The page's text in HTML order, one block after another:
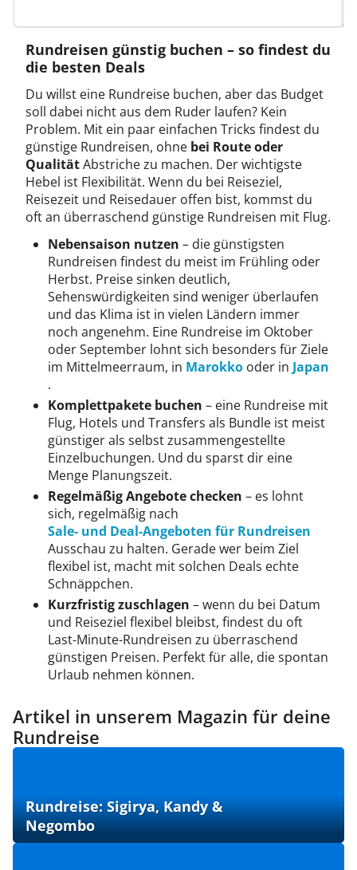
Rundreisen günstig buchen – so findest du
die besten Deals
Du willst eine Rundreise buchen, aber das Budget
soll dabei nicht aus dem Ruder laufen? Kein
Problem. Mit ein paar einfachen Tricks findest du
günstige Rundreisen, ohne bei Route oder
QualitätAbstriche zu machen. Der wichtigste
Hebel ist Flexibilität. Wenn du bei Reiseziel,
Reisezeit und Reisedauer offen bist, kommst du
oft an überraschend günstige Rundreisen mit Flug.
Nebensaison nutzen – die günstigsten
Rundreisen findest du meist im Frühling oder
Herbst. Preise sinken deutlich,
Sehenswürdigkeiten sind weniger überlaufen
und das Klima ist in vielen Ländern immer
noch angenehm. Eine Rundreise im Oktober
oder September lohnt sich besonders für Ziele
im Mittelmeerraum, in Marokko oder in Japan
.
Komplettpakete buchen – eine Rundreise mit
Flug, Hotels und Transfers als Bundle ist meist
günstiger als selbst zusammengestellte
Einzelbuchungen. Und du sparst dir eine
Menge Planungszeit.
Regelmäßig Angebote checken – es lohnt
sich, regelmäßig nach
Sale- und Deal-Angeboten für Rundreisen
Ausschau zu halten. Gerade wer beim Ziel
flexibel ist, macht mit solchen Deals echte
Schnäppchen.
Kurzfristig zuschlagen – wenn du bei Datum
und Reiseziel flexibel bleibst, findest du oft
Last-Minute-Rundreisen zu überraschend
günstigen Preisen. Perfekt für alle, die spontan
Urlaub nehmen können.
Artikel in unserem Magazin für deine
Rundreise
Rundreise: Sigirya, Kandy &
Negombo